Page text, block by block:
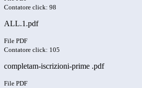
Contatore click: 98
ALL.1.pdf
File PDF
Contatore click: 105
completam-iscrizioni-prime .pdf
File PDF